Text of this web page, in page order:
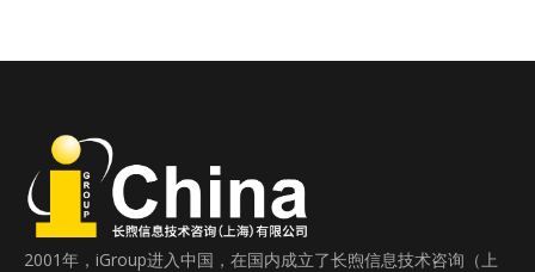
2001年，iGroup进入中国，在国内成立了长煦信息技术咨询（上